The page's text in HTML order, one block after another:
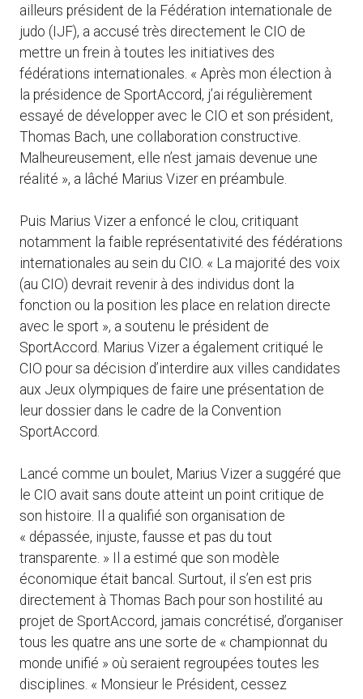
ailleurs président de la Fédération internationale de
judo (IJF), a accusé très directement le CIO de
mettre un frein à toutes les initiatives des
fédérations internationales. « Après mon élection à
la présidence de SportAccord, j’ai régulièrement
essayé de développer avec le CIO et son président,
Thomas Bach, une collaboration constructive.
Malheureusement, elle n’est jamais devenue une
réalité », a lâché Marius Vizer en préambule.
Puis Marius Vizer a enfoncé le clou, critiquant
notamment la faible représentativité des fédérations
internationales au sein du CIO. « La majorité des voix
(au CIO) devrait revenir à des individus dont la
fonction ou la position les place en relation directe
avec le sport », a soutenu le président de
SportAccord. Marius Vizer a également critiqué le
CIO pour sa décision d’interdire aux villes candidates
aux Jeux olympiques de faire une présentation de
leur dossier dans le cadre de la Convention
SportAccord.
Lancé comme un boulet, Marius Vizer a suggéré que
le CIO avait sans doute atteint un point critique de
son histoire. Il a qualifié son organisation de
« dépassée, injuste, fausse et pas du tout
transparente. » Il a estimé que son modèle
économique était bancal. Surtout, il s’en est pris
directement à Thomas Bach pour son hostilité au
projet de SportAccord, jamais concrétisé, d’organiser
tous les quatre ans une sorte de « championnat du
monde unifié » où seraient regroupées toutes les
disciplines. « Monsieur le Président, cessez